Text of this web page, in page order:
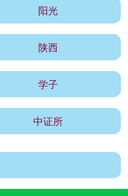
阳光
陕西
学子
中证所